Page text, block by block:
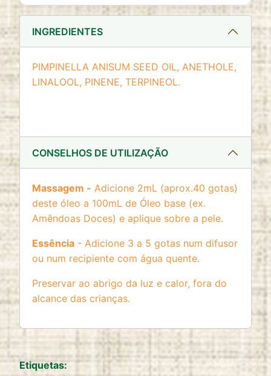
INGREDIENTES
PIMPINELLA ANISUM SEED OIL, ANETHOLE,
LINALOOL, PINENE, TERPINEOL.
CONSELHOS DE UTILIZAÇÃO
Massagem - Adicione 2mL (aprox.40 gotas)
deste óleo a 100mL de Óleo base (ex.
Amêndoas Doces) e aplique sobre a pele.
Essência - Adicione 3 a 5 gotas num difusor
ou num recipiente com água quente.
Preservar ao abrigo da luz e calor, fora do
alcance das crianças.
Etiquetas: